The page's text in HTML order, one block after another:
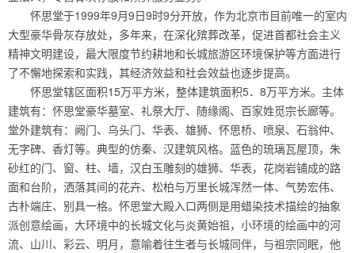
怀思堂于1999年9月9日9时9分开放，作为北京市目前唯一的室内
大型豪华骨灰存放处，多年来，在深化殡葬改革，促进首都社会主义
精神文明建设，最大限度节约耕地和长城旅游区环境保护等方面进行
了不懈地探索和实践，其经济效益和社会效益也逐步提高。
怀思堂辖区面积15万平方米，整体建筑面积5．8万平方米。主体
建筑有：怀思堂豪华墓室、礼祭大厅、随缘阁、百家姓觅宗长廊等。
堂外建筑有：阙门、乌头门、华表、雄狮、怀思桥、喷泉、石翁仲、
无字碑、香灯等。典型的仿秦、汉建筑风格。蓝色的琉璃瓦屋顶，朱
砂红的门、窗、柱、墙，汉白玉雕刻的雄狮、华表，花岗岩铺成的路
面和台阶，洒落其间的花卉、松柏与万里长城浑然一体、气势宏伟、
古朴端庄、别具一格。怀思堂大殿入口两侧是用蜡染技术描绘的抽象
派创意绘画，大环境中的长城文化与炎黄始祖，小环境的绘画中的河
流、山川、彩云、明月，意喻着往生者与长城同伴，与祖宗同眠，他